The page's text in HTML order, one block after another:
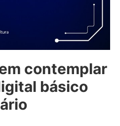
contemplar
básico